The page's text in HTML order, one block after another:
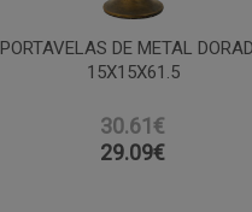
PORTAVELAS DE METAL
15X15X61.5
30.61€
29.09€